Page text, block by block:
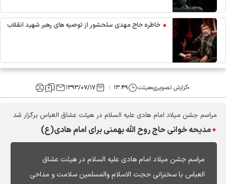
خاطره حاج مهدی سلحشور از توصیه های رهبر شهید انقلاب
گزارش تصویریهیئت ۱۳:۴۹ ۱۳۹۳/۰۷/۱۷
مراسم جشن میلاد امام هادی علیه السلام در هیئت عشاق العباس برگزار شد
مدیحه خوانی حاج روح الله بهمنی برای امام هادی(ع)
مراسم جشن میلاد امام هادی علیه السلام در هیئت عشاق
العباس با سخنرانی حجت الاسلام والمسلمین سلامت و مداحی